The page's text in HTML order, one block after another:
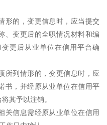
的，变更信息时，应当提交
、变更后的全职情况材料和编
更后从业单位在信用平台确
列情形的，变更信息时，应
书，并经原从业单位在信用平
其予以注销。
信息需经原从业单位在信用